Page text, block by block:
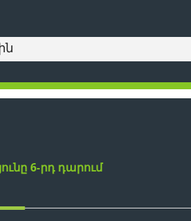
6-րդ դարում